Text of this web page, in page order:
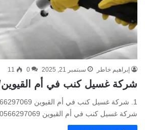
إبراهيم خاطر سبتمبر 21, 2025 0
11
شركة غسيل كنب في أم القيوين/
شركة غسيل كنب في أم القيوين 0566297069، تقدم…